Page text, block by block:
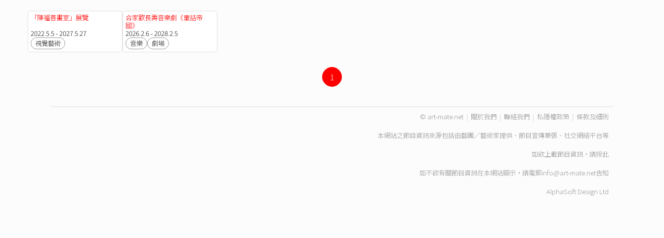
「陳福善畫室」展覽
2022.5.5 - 2027.5.27
視覺藝術
合家歡長壽音樂劇《童話帝
國》
2026.2.6 - 2028.2.5
音樂
劇場
1
© art-mate.net | 關於我們 | 聯絡我們 | 私隱權政策 | 條款及細則
本網站之節目資訊來源包括由藝團／藝術家提供、節目宣傳單張、社交網絡平台等
如欲上載節目資訊，請按此
如不欲有關節目資訊在本網站顯示，請電郵info@art-mate.net告知
AlphaSoft Design Ltd